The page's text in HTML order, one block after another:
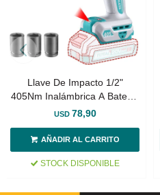
Llave De Impacto 1/2"
405Nm Inalámbrica A Batería
20v
USD 78,90
STOCK DISPONIBLE